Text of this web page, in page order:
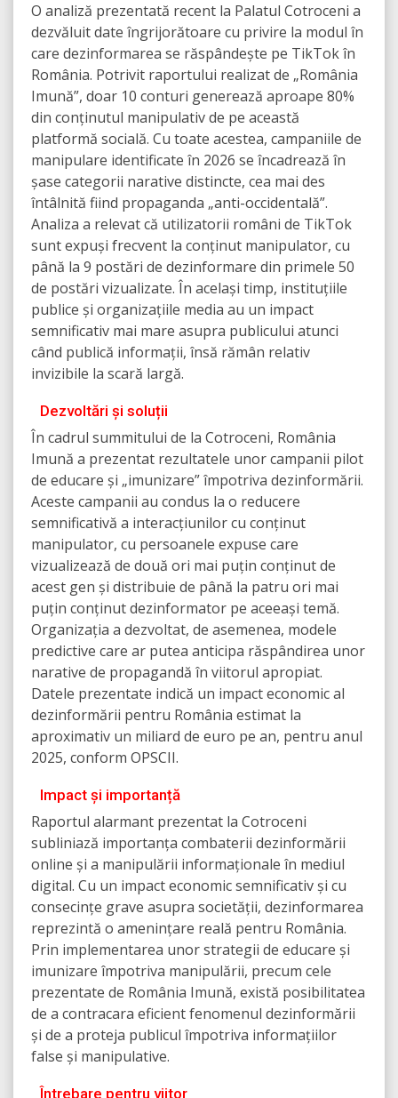
O analiză prezentată recent la Palatul Cotroceni a
dezvăluit date îngrijorătoare cu privire la modul în
care dezinformarea se răspândește pe TikTok în
România. Potrivit raportului realizat de „România
Imună”, doar 10 conturi generează aproape 80%
din conținutul manipulativ de pe această
platformă socială. Cu toate acestea, campaniile de
manipulare identificate în 2026 se încadrează în
șase categorii narative distincte, cea mai des
întâlnită fiind propaganda „anti-occidentală”.
Analiza a relevat că utilizatorii români de TikTok
sunt expuși frecvent la conținut manipulator, cu
până la 9 postări de dezinformare din primele 50
de postări vizualizate. În același timp, instituțiile
publice și organizațiile media au un impact
semnificativ mai mare asupra publicului atunci
când publică informații, însă rămân relativ
invizibile la scară largă.
Dezvoltări și soluții
În cadrul summitului de la Cotroceni, România
Imună a prezentat rezultatele unor campanii pilot
de educare și „imunizare” împotriva dezinformării.
Aceste campanii au condus la o reducere
semnificativă a interacțiunilor cu conținut
manipulator, cu persoanele expuse care
vizualizează de două ori mai puțin conținut de
acest gen și distribuie de până la patru ori mai
puțin conținut dezinformator pe aceeași temă.
Organizația a dezvoltat, de asemenea, modele
predictive care ar putea anticipa răspândirea unor
narative de propagandă în viitorul apropiat.
Datele prezentate indică un impact economic al
dezinformării pentru România estimat la
aproximativ un miliard de euro pe an, pentru anul
2025, conform OPSCII.
Impact și importanță
Raportul alarmant prezentat la Cotroceni
subliniază importanța combaterii dezinformării
online și a manipulării informaționale în mediul
digital. Cu un impact economic semnificativ și cu
consecințe grave asupra societății, dezinformarea
reprezintă o amenințare reală pentru România.
Prin implementarea unor strategii de educare și
imunizare împotriva manipulării, precum cele
prezentate de România Imună, există posibilitatea
de a contracara eficient fenomenul dezinformării
și de a proteja publicul împotriva informațiilor
false și manipulative.
Întrebare pentru viitor